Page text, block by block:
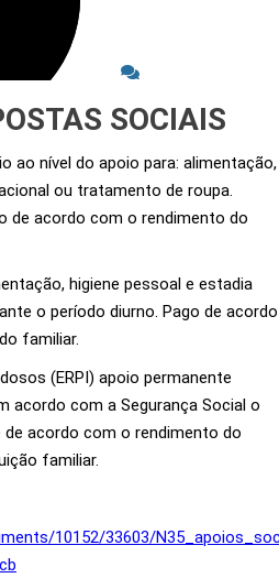
SOCIAIS
ao nível do apoio para: alimentação,
ou tratamento de roupa.
de acordo com o rendimento do
higiene pessoal e estadia
o período diurno. Pago de acordo
familiar.
(ERPI) apoio permanente
acordo com a Segurança Social o
acordo com o rendimento do
familiar.
10152/33603/